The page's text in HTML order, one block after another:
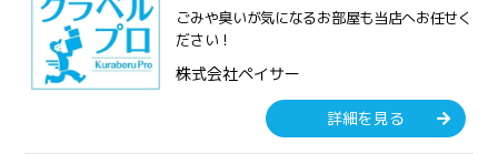
ごみや臭いが気になるお部屋も当店へお任せく
ださい！
株式会社ペイサー
詳細を見る